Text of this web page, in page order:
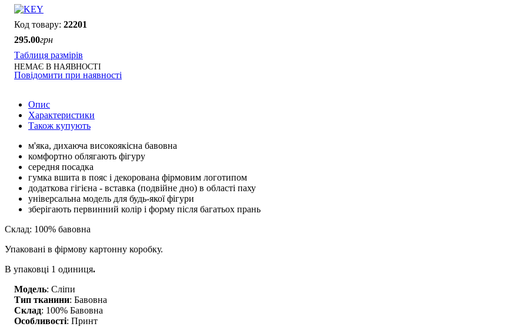
22201
295.00грн
Таблиця размірів
НЕМАЄ В НАЯВНОСТІ
Повідомити при наявності
Опис
Характеристики
Також купують
м'яка, дихаюча високоякісна бавовна
комфортно облягають фігуру
середня посадка
гумка вшита в пояс і декорована фірмовим логотипом
додаткова гігієна - вставка (подвійне дно) в області паху
універсальна модель для будь-якої фігури
зберігають первинний колір і форму після багатьох прань
Склад: 100% бавовна
Упаковані в фірмову картонну коробку.
В упаковці 1 одиниця.
Модель: Сліпи
Тип тканини: Бавовна
Склад: 100% Бавовна
Особливості: Принт